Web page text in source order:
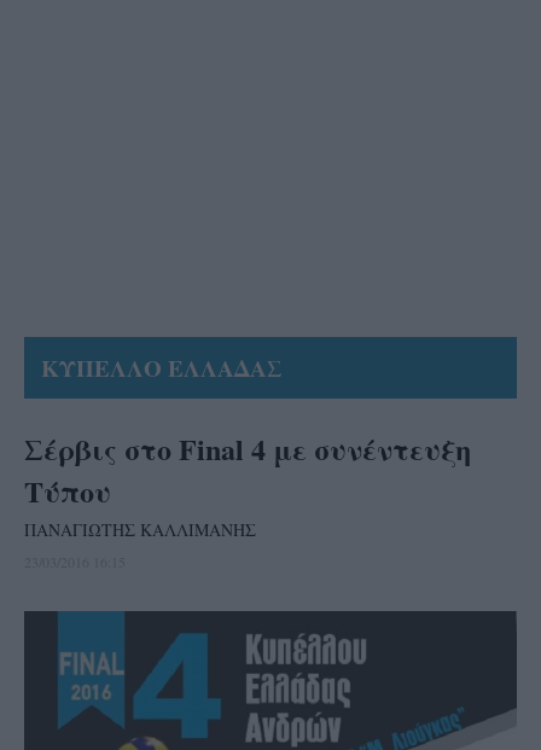
ΚΥΠΕΛΛΟ ΕΛΛΑΔΑΣ
Σέρβις στο Final 4 με συνέντευξη
Τύπου
ΠΑΝΑΓΙΩΤΗΣ ΚΑΛΛΙΜΑΝΗΣ